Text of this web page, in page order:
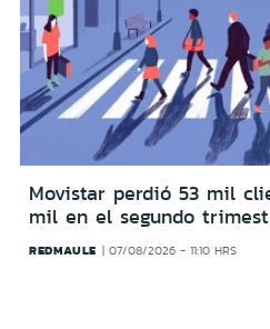
Movistar perdió 53 mil
mil en el segundo
REDMAULE 07/08/2026 - 11:10 HRS